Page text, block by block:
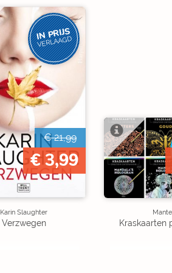
IN PRIJS
VERLAAGD
€ 21,99
€ 3,99
Karin Slaughter
Verzwegen Kraskaarten